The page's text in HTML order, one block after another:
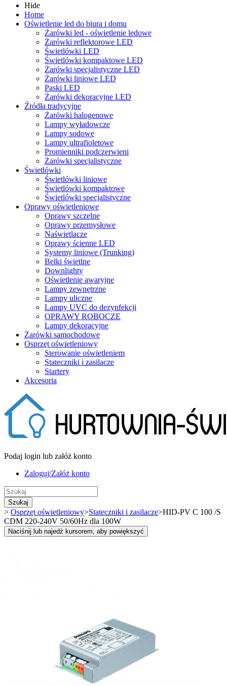
Hide
Home
Oświetlenie led do biura i domu
Żarówki led - oświetlenie ledowe
Żarówki reflektorowe LED
Świetlówki LED
Świetlówki kompaktowe LED
Żarówki specjalistyczne LED
Żarówki liniowe LED
Paski LED
Żarówki dekoracyjne LED
Źródła tradycyjne
Żarówki halogenowe
Lampy wyładowcze
Lampy sodowe
Lampy ultrafioletowe
Promienniki podczerwieni
Żarówki specjalistyczne
Świetlówki
Świetlówki liniowe
Świetlówki kompaktowe
Świetlówki specjalistyczne
Oprawy oświetleniowe
Oprawy szczelne
Oprawy przemysłowe
Naświetlacze
Oprawy ścienne LED
Systemy liniowe (Trunking)
Belki świetlne
Downlighty
Oświetlenie awaryjne
Lampy zewnętrzne
Lampy uliczne
Lampy UVC do dezynfekcji
OPRAWY ROBOCZE
Lampy dekoracyjne
Żarówki samochodowe
Osprzęt oświetleniowy
Sterowanie oświetleniem
Stateczniki i zasilacze
Startery
Akcesoria
Podaj login lub załóż konto
Zaloguj/Załóż konto
Szukaj
> Osprzęt oświetleniowy>Stateczniki i zasilacze>HID-PV C 100 /S
CDM 220-240V 50/60Hz dla 100W
Naciśnij lub najedź kursorem, aby powiększyć